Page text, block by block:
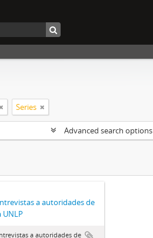
Series
Advanced search options
a autoridades de
UNLP
a autoridades de